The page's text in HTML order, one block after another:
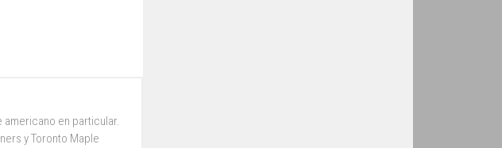
en particular.
y Toronto Maple